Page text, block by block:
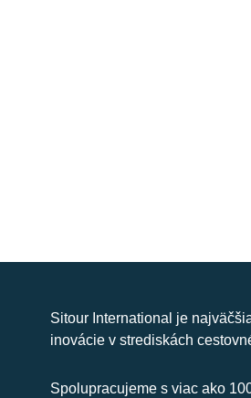
Sitour International je
inovácie v strediskách
Spolupracujeme s viac ako